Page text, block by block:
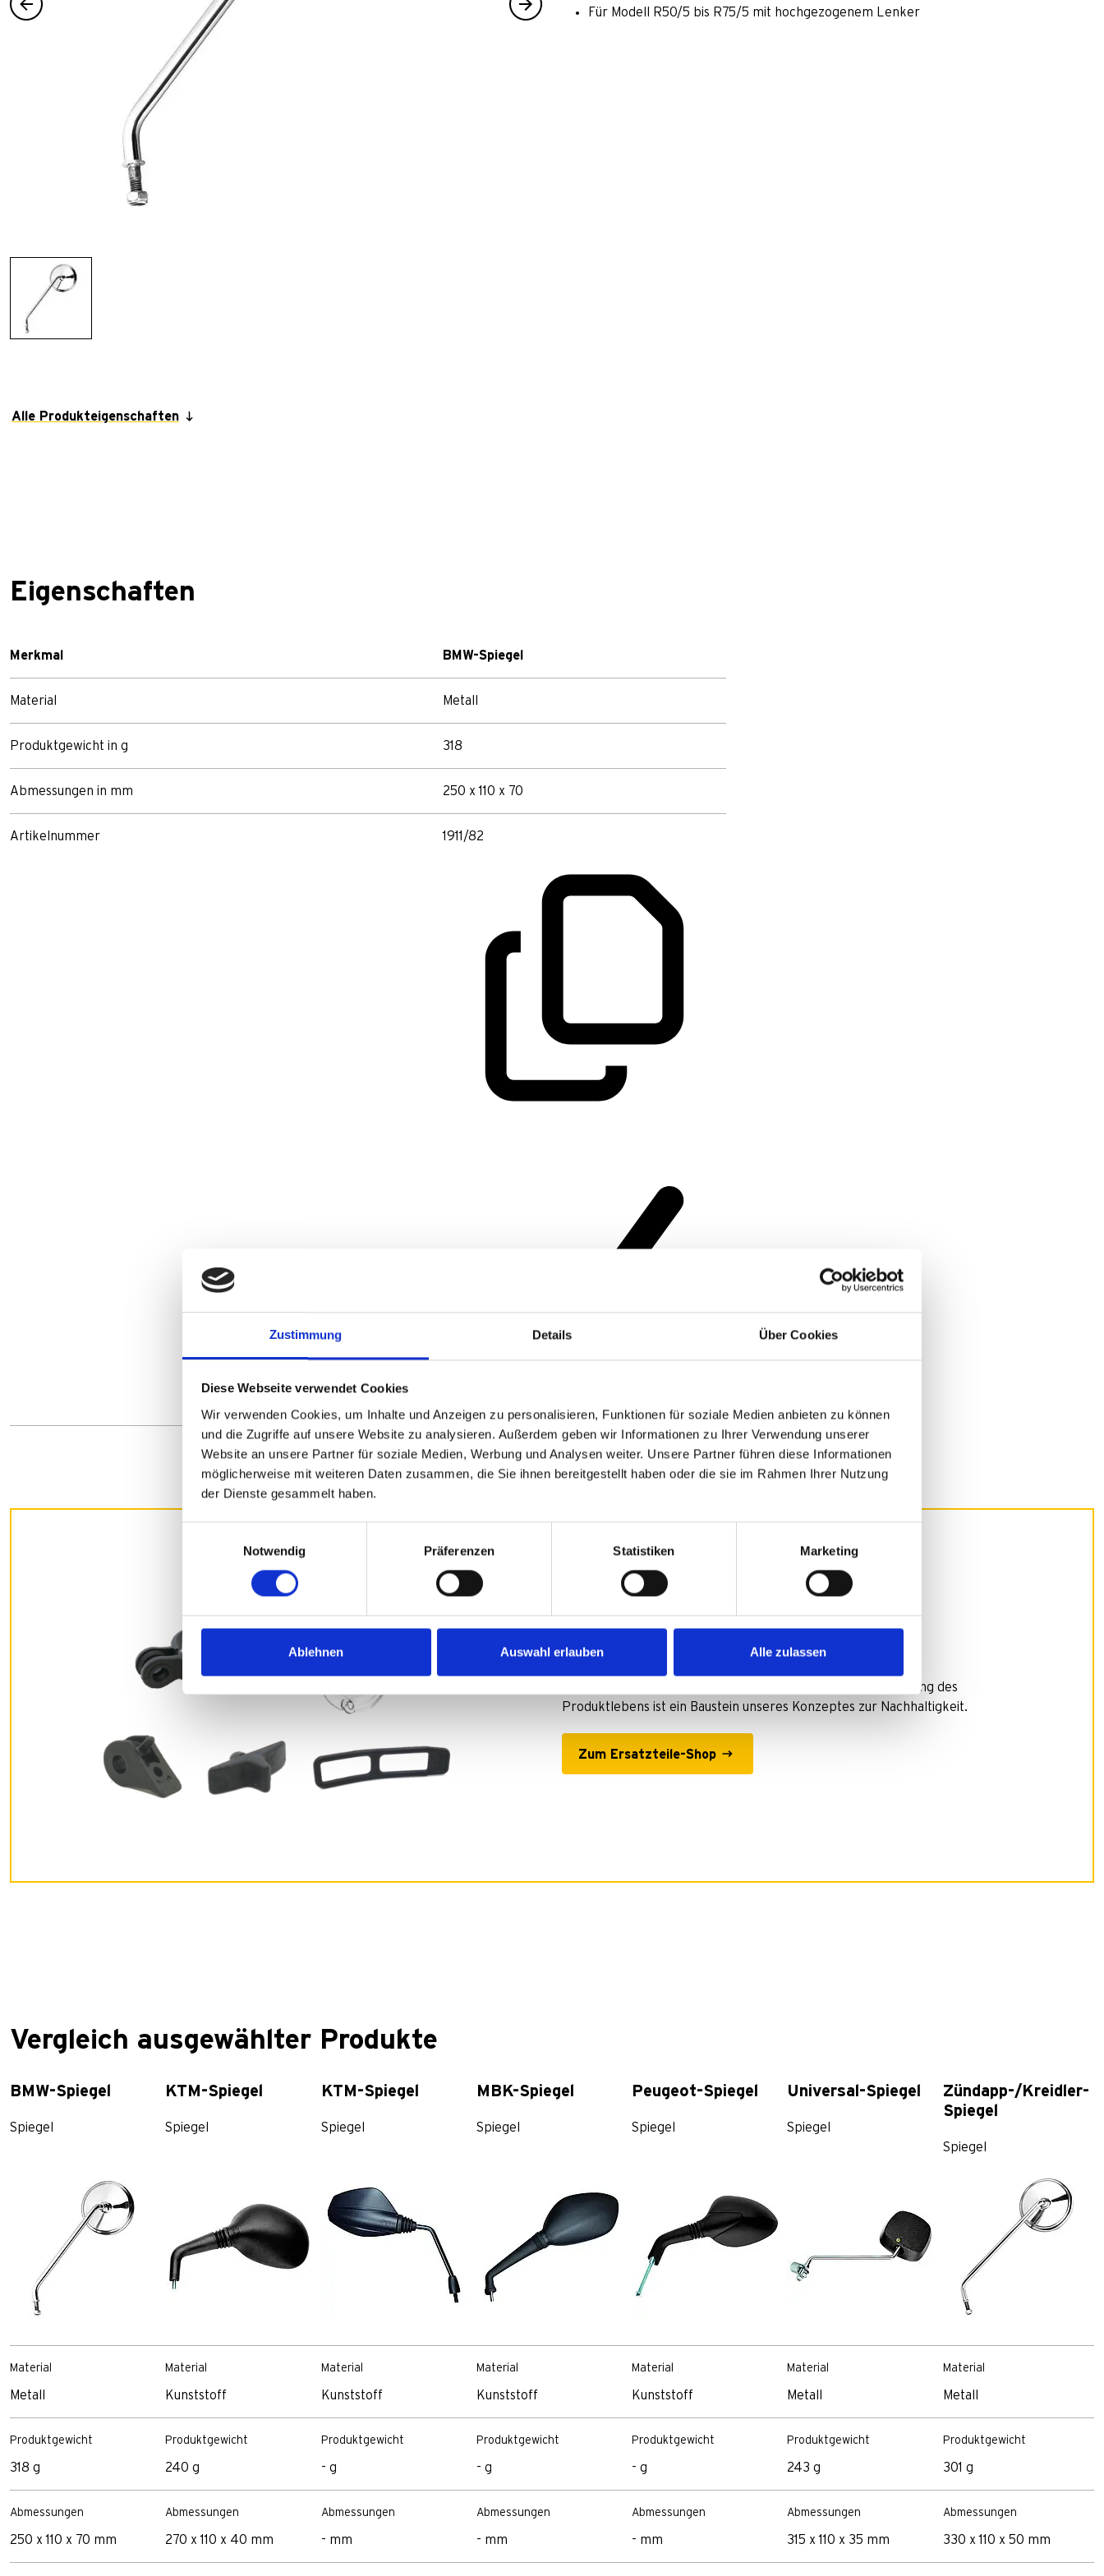
Zustimmung Details Über Cookies
Diese Webseite verwendet Cookies
Wir verwenden Cookies, um Inhalte und Anzeigen zu personalisieren, Funktionen für soziale Medien anbieten zu können
und die Zugriffe auf unsere Website zu analysieren. Außerdem geben wir Informationen zu Ihrer Verwendung unserer
Website an unsere Partner für soziale Medien, Werbung und Analysen weiter. Unsere Partner führen diese Informationen
möglicherweise mit weiteren Daten zusammen, die Sie ihnen bereitgestellt haben oder die sie im Rahmen Ihrer Nutzung
der Dienste gesammelt haben.
Notwendig
Präferenzen Statistiken Marketing
Ablehnen Auswahl erlauben Alle zulassen
Für Modell R50/5 bis R75/5 mit hochgezogenem Lenker
Alle Produkteigenschaften
Eigenschaften
Merkmal BMW-Spiegel
Material Metall
Produktgewicht in g 318
Abmessungen in mm 250 x 110 x 70
Artikelnummer 1911/82
Brauchst du ein Ersatzteil?
Entdecke jetzt unseren Ersatzteil-Shop, denn die Verlängerung des
Produktlebens ist ein Baustein unseres Konzeptes zur Nachhaltigkeit.
Zum Ersatzteile-Shop
Vergleich ausgewählter Produkte
BMW-Spiegel
Spiegel
Material
Metall
Produktgewicht
318 g
Abmessungen
250 x 110 x 70 mm
KTM-Spiegel
Spiegel
Material
Kunststoff
Produktgewicht
240 g
Abmessungen
270 x 110 x 40 mm
KTM-Spiegel
Spiegel
Material
Kunststoff
Produktgewicht
- g
Abmessungen
- mm
MBK-Spiegel
Spiegel
Material
Kunststoff
Produktgewicht
- g
Abmessungen
- mm
Peugeot-Spiegel
Spiegel
Material
Kunststoff
Produktgewicht
- g
Abmessungen
- mm
Universal-Spiegel
Spiegel
Material
Metall
Produktgewicht
243 g
Abmessungen
315 x 110 x 35 mm
Zündapp-/Kreidler-
Spiegel
Spiegel
Material
Metall
Produktgewicht
301 g
Abmessungen
330 x 110 x 50 mm